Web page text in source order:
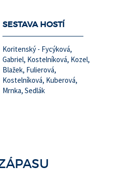
SESTAVA HOSTÍ
Koritenský - Fycýková,
Gabriel, Kostelníková, Kozel,
Blažek, Fulierová,
Kostelníková, Kuberová,
Mrnka, Sedlák